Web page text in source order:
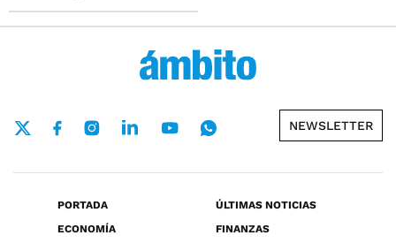
NEWSLETTER
PORTADA
ÚLTIMAS NOTICIAS
ECONOMÍA
FINANZAS